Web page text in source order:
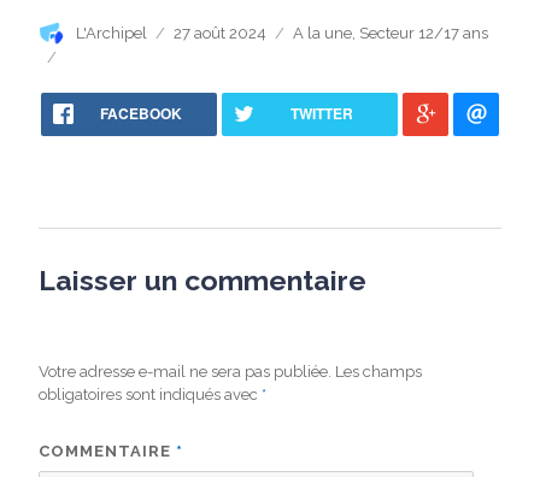
Auteur
L'Archipel
Publié
27 août 2024 Catégories
A la une, Secteur 12/17 ans
FACEBOOK TWITTER
Laisser un commentaire
Votre adresse e-mail ne sera pas publiée. Les champs
obligatoires sont indiqués avec *
COMMENTAIRE *